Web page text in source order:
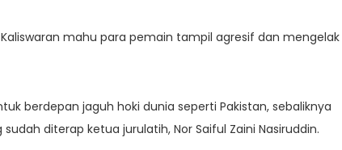
mahu para pemain tampil agresif dan mengelak
berdepan jaguh hoki dunia seperti Pakistan, sebaliknya
diterap ketua jurulatih, Nor Saiful Zaini Nasiruddin.